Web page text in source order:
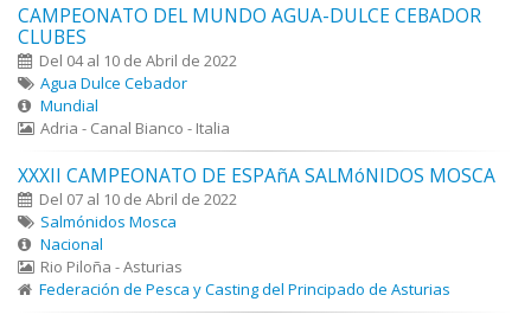
CAMPEONATO DEL MUNDO AGUA-DULCE CEBADOR
CLUBES
Del 04 al 10 de Abril de 2022
Agua Dulce Cebador
Mundial
Adria - Canal Bianco - Italia
XXXII CAMPEONATO DE ESPAñA SALMóNIDOS MOSCA
Del 07 al 10 de Abril de 2022
Salmónidos Mosca
Nacional
Rio Piloña - Asturias
Federación de Pesca y Casting del Principado de Asturias